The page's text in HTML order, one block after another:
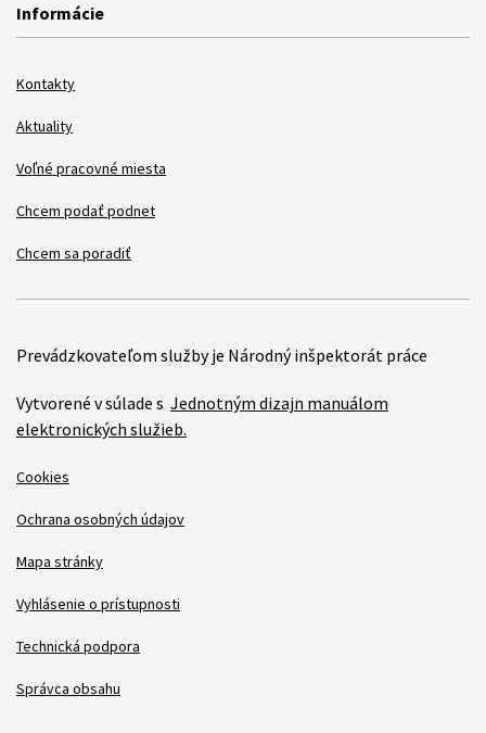
Informácie
Kontakty
Aktuality
Voľné pracovné miesta
Chcem podať podnet
Chcem sa poradiť
Prevádzkovateľom služby je Národný inšpektorát práce
Vytvorené v súlade s Jednotným dizajn manuálom
elektronických služieb.
Cookies
Ochrana osobných údajov
Mapa stránky
Vyhlásenie o prístupnosti
Technická podpora
Správca obsahu